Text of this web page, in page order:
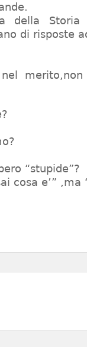
della
di risposte
“stupide”?
cosa e’” ,ma